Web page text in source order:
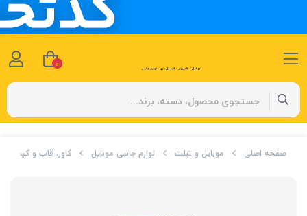
صفحه اصلی موبایل و تبلت لوازم جانبی موبایل کاور، قاب و کیف
0